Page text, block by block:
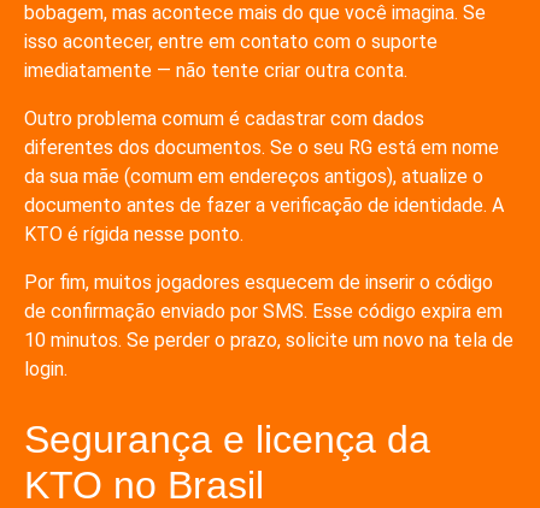
bobagem, mas acontece mais do que você imagina. Se
isso acontecer, entre em contato com o suporte
imediatamente — não tente criar outra conta.
Outro problema comum é cadastrar com dados
diferentes dos documentos. Se o seu RG está em nome
da sua mãe (comum em endereços antigos), atualize o
documento antes de fazer a verificação de identidade. A
KTO é rígida nesse ponto.
Por fim, muitos jogadores esquecem de inserir o código
de confirmação enviado por SMS. Esse código expira em
10 minutos. Se perder o prazo, solicite um novo na tela de
login.
Segurança e licença da
KTO no Brasil